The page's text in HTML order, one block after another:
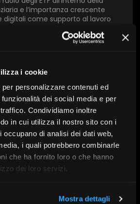
i cookie
personalizzare contenuti ed
dei social media e per
Condividiamo inoltre
in cui utilizza il nostro sito con i
occupano di analisi dei dati web,
i quali potrebbero combinarle
che ha fornito loro o che hanno
dei loro servizi.
Mostra dettagli
e l’importanza crescente
come supporto al lavoro
, la conferenza offrirà una
digitali e sui percorsi di
smart ed efficace
Francesco Namari, Luca
Demaria, Elena Baccani,